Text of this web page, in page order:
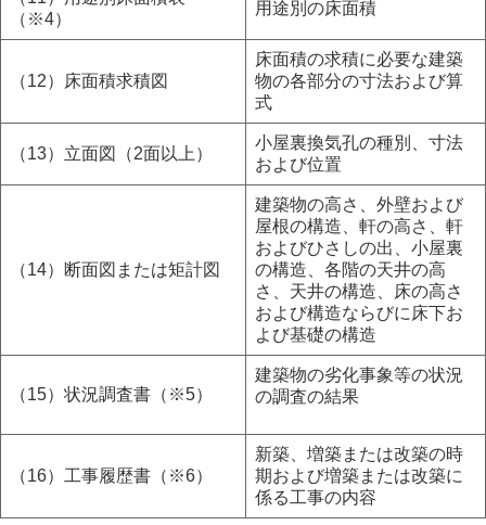
（※4）
用途別の床面積
（12）床面積求積図
床面積の求積に必要な建築
物の各部分の寸法および算
式
（13）立面図（2面以上）
小屋裏換気孔の種別、寸法
および位置
（14）断面図または矩計図
建築物の高さ、外壁および
屋根の構造、軒の高さ、軒
およびひさしの出、小屋裏
の構造、各階の天井の高
さ、天井の構造、床の高さ
および構造ならびに床下お
よび基礎の構造
（15）状況調査書（※5）
建築物の劣化事象等の状況
の調査の結果
（16）工事履歴書（※6）
新築、増築または改築の時
期および増築または改築に
係る工事の内容